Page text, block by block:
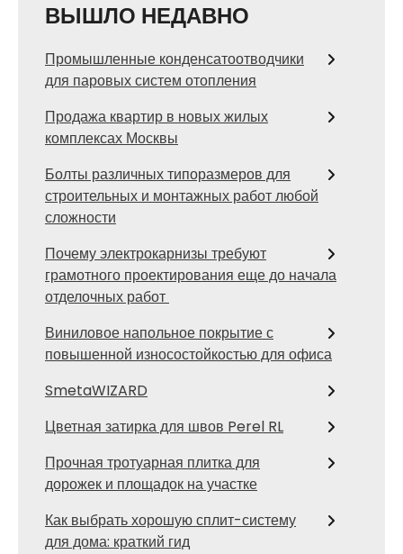
ВЫШЛО НЕДАВНО
Промышленные конденсатоотводчики
для паровых систем отопления
Продажа квартир в новых жилых
комплексах Москвы
Болты различных типоразмеров для
строительных и монтажных работ любой
сложности
Почему электрокарнизы требуют
грамотного проектирования еще до начала
отделочных работ
Виниловое напольное покрытие с
повышенной износостойкостью для офиса
SmetaWIZARD
Цветная затирка для швов Perel RL
Прочная тротуарная плитка для
дорожек и площадок на участке
Как выбрать хорошую сплит-систему
для дома: краткий гид